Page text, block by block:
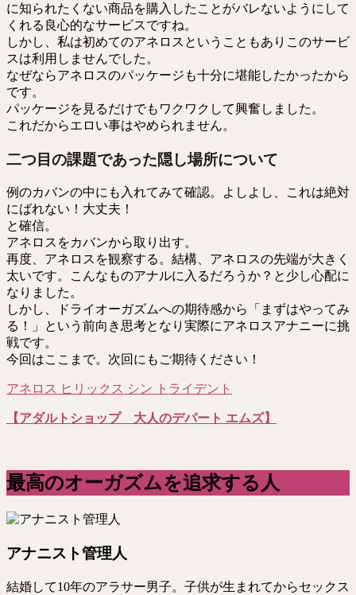
に知られたくない商品を購入したことがバレないようにして
くれる良心的なサービスですね。
しかし、私は初めてのアネロスということもありこのサービ
スは利用しませんでした。
なぜならアネロスのパッケージも十分に堪能したかったから
です。
パッケージを見るだけでもワクワクして興奮しました。
これだからエロい事はやめられません。
二つ目の課題であった隠し場所について
例のカバンの中にも入れてみて確認。よしよし、これは絶対
にばれない！大丈夫！
と確信。
アネロスをカバンから取り出す。
再度、アネロスを観察する。結構、アネロスの先端が大きく
太いです。こんなものアナルに入るだろうか？と少し心配に
なりました。
しかし、ドライオーガズムへの期待感から「まずはやってみ
る！」という前向き思考となり実際にアネロスアナニーに挑
戦です。
今回はここまで。次回にもご期待ください！
アネロス ヒリックス シン トライデント
【アダルトショップ 大人のデパート エムズ】
最高のオーガズムを追求する人
アナニスト管理人
結婚して10年のアラサー男子。子供が生まれてからセックス